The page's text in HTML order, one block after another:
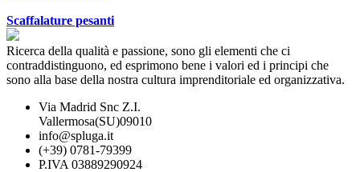
Scaffalature pesanti
Ricerca della qualità e passione, sono gli elementi che ci
contraddistinguono, ed esprimono bene i valori ed i principi che
sono alla base della nostra cultura imprenditoriale ed organizzativa.
Via Madrid Snc Z.I.
Vallermosa(SU)09010
info@spluga.it
(+39) 0781-79399
P.IVA 03889290924